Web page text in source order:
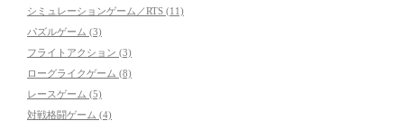
シミュレーションゲーム／RTS (11)
パズルゲーム (3)
フライトアクション (3)
ローグライクゲーム (8)
レースゲーム (5)
対戦格闘ゲーム (4)